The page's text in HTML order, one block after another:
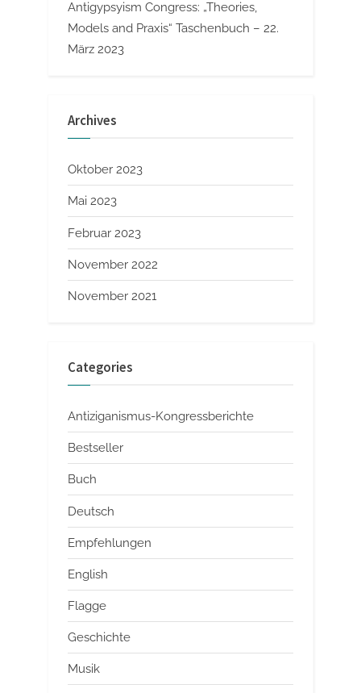
Antigypsyism Congress: „Theories,
Models and Praxis“ Taschenbuch – 22.
März 2023
Archives
Oktober 2023
Mai 2023
Februar 2023
November 2022
November 2021
Categories
Antiziganismus-Kongressberichte
Bestseller
Buch
Deutsch
Empfehlungen
English
Flagge
Geschichte
Musik